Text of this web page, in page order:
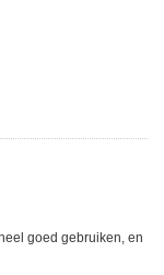
goed gebruiken, en